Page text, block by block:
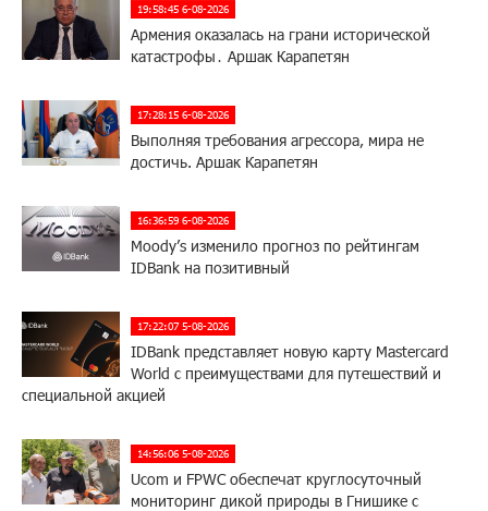
19:58:45 6-08-2026
Армения оказалась на грани исторической
катастрофы․ Аршак Карапетян
17:28:15 6-08-2026
Выполняя требования агрессора, мира не
достичь. Аршак Карапетян
16:36:59 6-08-2026
Moody’s изменило прогноз по рейтингам
IDBank на позитивный
17:22:07 5-08-2026
IDBank представляет новую карту Mastercard
World с преимуществами для путешествий и
специальной акцией
14:56:06 5-08-2026
Ucom и FPWC обеспечат круглосуточный
мониторинг дикой природы в Гнишике с